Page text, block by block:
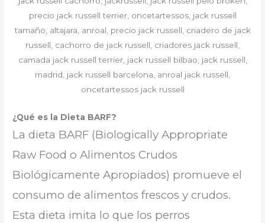
¿Qué es la Dieta BARF?
La dieta BARF (Biologically Appropriate
Raw Food o Alimentos Crudos
Biológicamente Apropiados) promueve el
consumo de alimentos frescos y crudos.
Esta dieta imita lo que los perros